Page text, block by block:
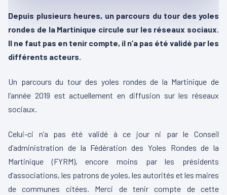
Depuis plusieurs heures, un parcours du tour des yoles
rondes de la Martinique circule sur les réseaux sociaux.
Il ne faut pas en tenir compte, il n’a pas été validé par les
différents acteurs.
Un parcours du tour des yoles rondes de la Martinique de
l’année 2019 est actuellement en diffusion sur les réseaux
sociaux.
Celui-ci n’a pas été validé à ce jour ni par le Conseil
d’administration de la Fédération des Yoles Rondes de la
Martinique (FYRM), encore moins par les présidents
d’associations, les patrons de yoles, les autorités et les maires
de communes citées. Merci de tenir compte de cette